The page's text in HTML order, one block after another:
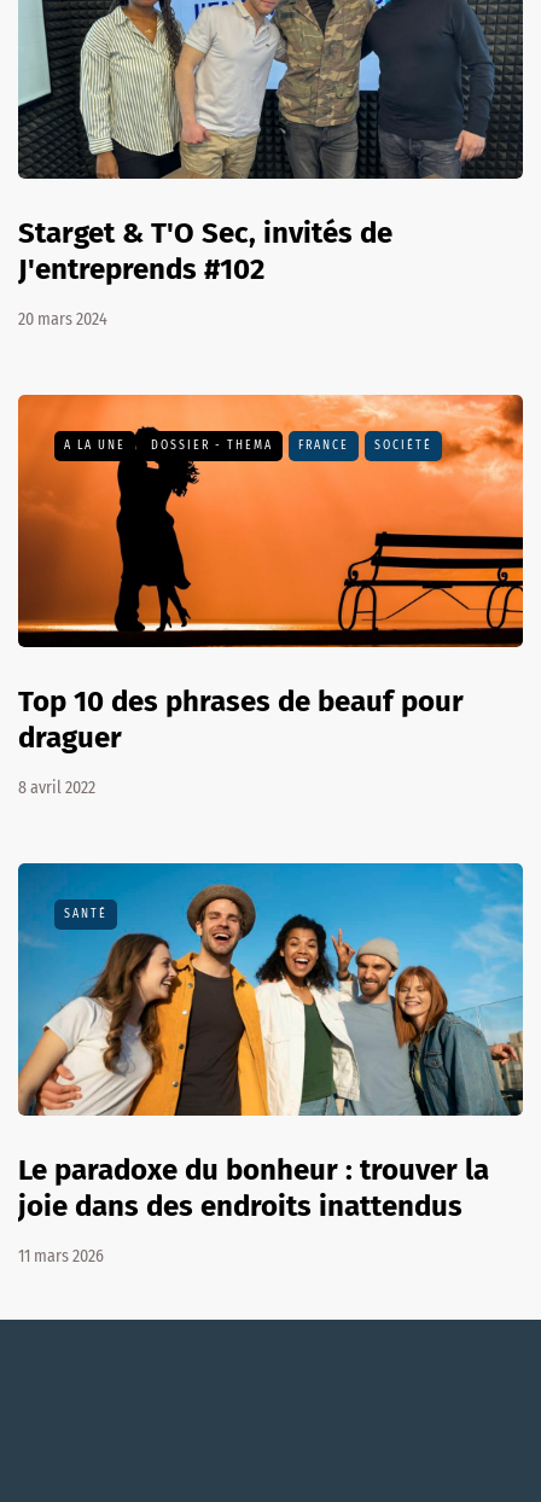
Starget & T'O Sec, invités de
J'entreprends #102
20 mars 2024
A LA UNE DOSSIER - THEMA FRANCE SOCIÉTÉ
Top 10 des phrases de beauf pour
draguer
8 avril 2022
SANTÉ
Le paradoxe du bonheur : trouver la
joie dans des endroits inattendus
11 mars 2026